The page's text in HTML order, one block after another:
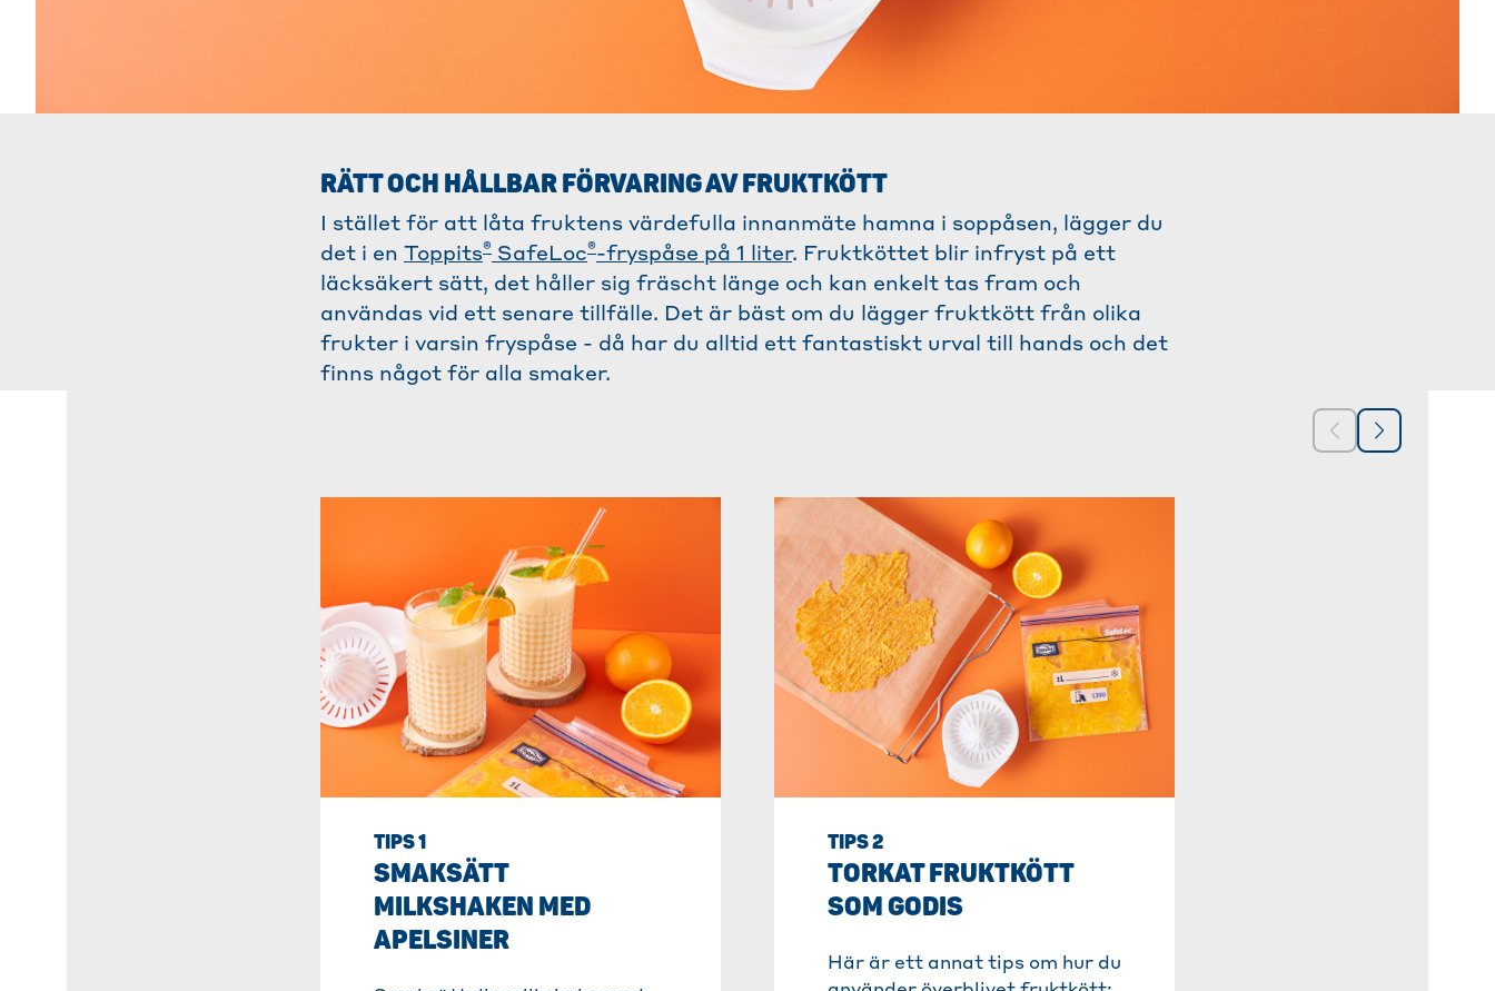
RÄTT OCH HÅLLBAR FÖRVARING AV FRUKTKÖTT
I stället för att låta fruktens värdefulla innanmäte hamna i soppåsen, lägger du
det i en Toppits® SafeLoc®-fryspåse på 1 liter. Fruktköttet blir infryst på ett
läcksäkert sätt, det håller sig fräscht länge och kan enkelt tas fram och
användas vid ett senare tillfälle. Det är bäst om du lägger fruktkött från olika
frukter i varsin fryspåse - då har du alltid ett fantastiskt urval till hands och det
finns något för alla smaker.
TIPS 1
SMAKSÄTT
MILKSHAKEN MED
APELSINER
TIPS 2
TORKAT FRUKTKÖTT
SOM GODIS
Här är ett annat tips om hur du